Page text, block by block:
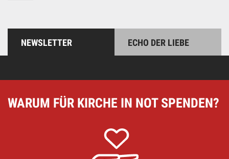
NEWSLETTER ECHO DER LIEBE
WARUM FÜR KIRCHE IN NOT SPENDEN?